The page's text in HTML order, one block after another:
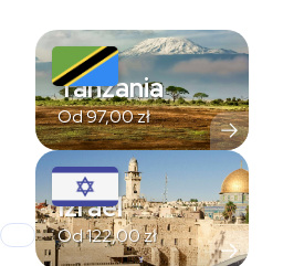
Tanzania
Od97,00zł
Izrael
Od122,00zł